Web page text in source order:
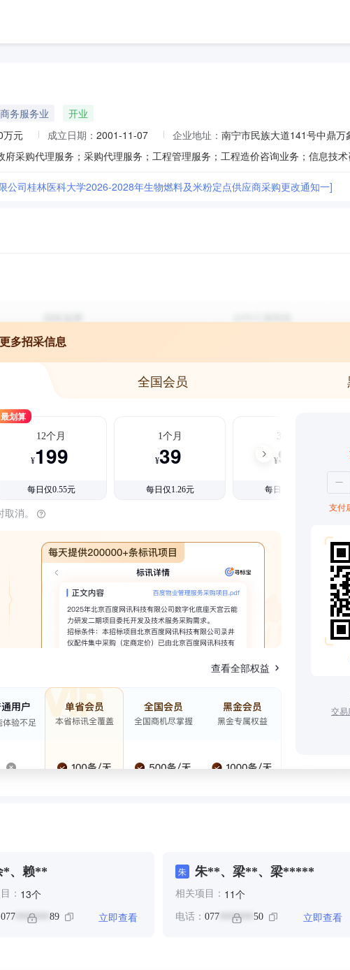
务服务业
开业
万元 成立日期： 2001-11-07 企业地址： 南宁市民族大道141号中鼎万
公司桂林医科大学2026-2028年生物燃料及米粉定点供应商采购更改通知一]
多招采信息
全国会员
最划算
12个月
¥199
每日仅0.55元
1个月
¥39
每日仅1.26元
3个月
¥99
每日仅1.08元
消。
查看全部权益
支付
交易
*、赖**
： 13个
077 ******* 89 立即查看
朱 朱**、梁**、梁*****
相关项目： 11个
电话： 077 ******* 50 立即查看